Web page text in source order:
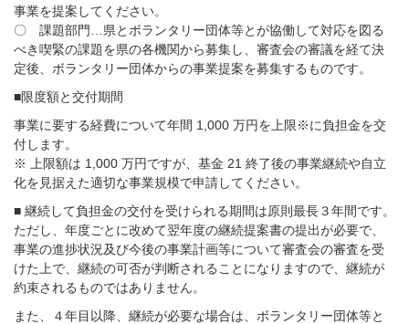
事業を提案してください。
〇 課題部門…県とボランタリー団体等とが協働して対応を図る
べき喫緊の課題を県の各機関から募集し、審査会の審議を経て決
定後、ボランタリー団体からの事業提案を募集するものです。
■限度額と交付期間
事業に要する経費について年間 1,000 万円を上限※に負担金を交
付します。
※ 上限額は 1,000 万円ですが、基金 21 終了後の事業継続や自立
化を見据えた適切な事業規模で申請してください。
■ 継続して負担金の交付を受けられる期間は原則最長３年間です。
ただし、年度ごとに改めて翌年度の継続提案書の提出が必要で、
事業の進捗状況及び今後の事業計画等について審査会の審査を受
けた上で、継続の可否が判断されることになりますので、継続が
約束されるものではありません。
また、４年目以降、継続が必要な場合は、ボランタリー団体等と